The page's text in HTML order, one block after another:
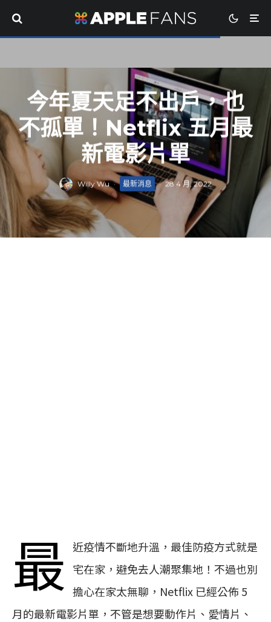
今年夏天足不出戶，也
不孤單！Netflix 五月最
新電影片單
Willy Wu · 最新消息 · 28 4 月, 2022
最
近疫情不斷地升溫，最佳防疫方式就是
宅在家，避免去人潮聚集地！不過也別
擔心在家太無聊，Netflix 已經公佈 5
月的最新電影片單，不管是想要動作片、愛情片、